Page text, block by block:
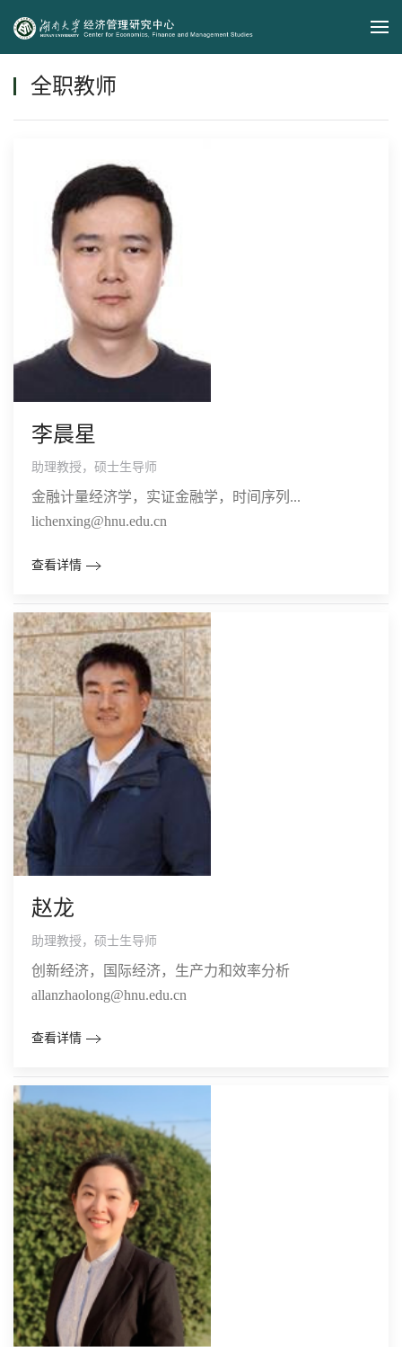
Skip to main content
全职教师
李晨星
助理教授，硕士生导师
金融计量经济学，实证金融学，时间序列...
lichenxing@hnu.edu.cn
查看详情
赵龙
助理教授，硕士生导师
创新经济，国际经济，生产力和效率分析
allanzhaolong@hnu.edu.cn
查看详情